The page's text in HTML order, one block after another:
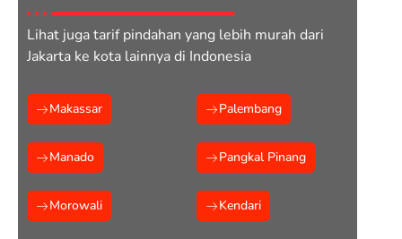
Lihat juga tarif pindahan yang lebih murah dari
Jakarta ke kota lainnya di Indonesia
Makassar
Manado
Morowali
Palembang
Pangkal Pinang
Kendari